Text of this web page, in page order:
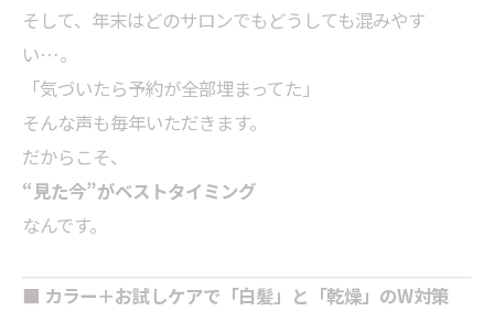
そして、年末はどのサロンでもどうしても混みやす
い…。
「気づいたら予約が全部埋まってた」
そんな声も毎年いただきます。
だからこそ、
“見た今”がベストタイミング
なんです。
■ カラー＋お試しケアで「白髪」と「乾燥」のW対策